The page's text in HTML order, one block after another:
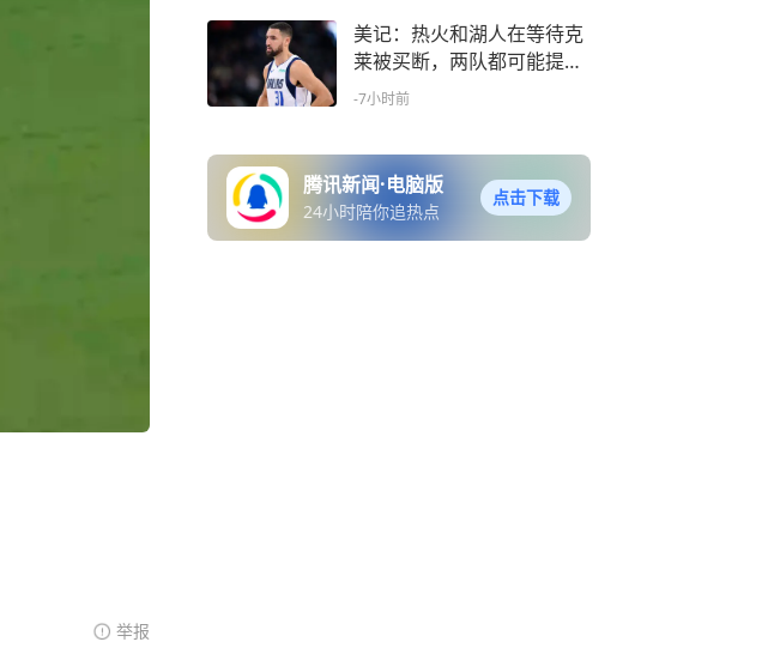
举报
美记：热火和湖人在等待克
莱被买断，两队都可能提供
首发位置
-7小时前
腾讯新闻·电脑版
24小时陪你追热点
点击下载